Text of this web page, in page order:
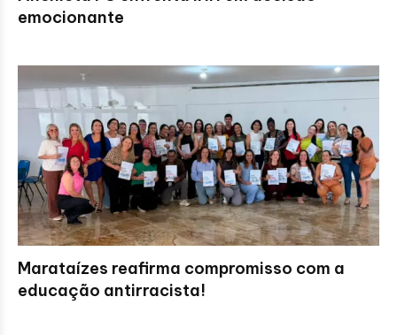
emocionante
Marataízes reafirma compromisso com a
educação antirracista!